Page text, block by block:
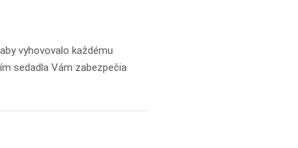
vyhovovalo každému
sedadla Vám zabezpečia